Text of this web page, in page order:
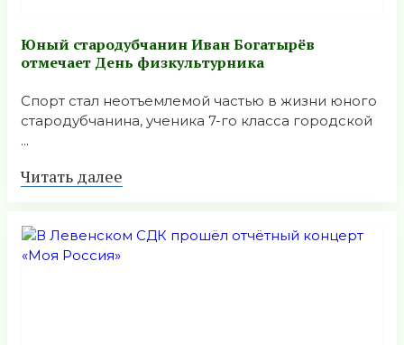
Юный стародубчанин Иван Богатырёв
отмечает День физкультурника
Спорт стал неотъемлемой частью в жизни юного
стародубчанина, ученика 7-го класса городской
...
Читать далее